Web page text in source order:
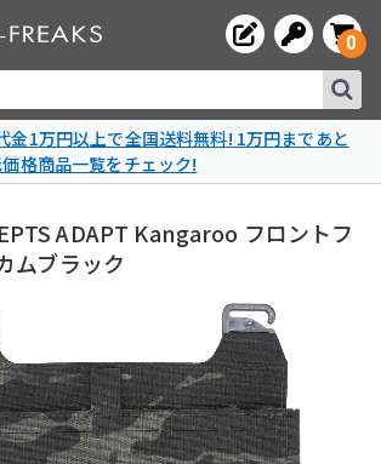
0
金1万円以上で全国送料無料! 1万円まであと
格商品一覧をチェック!
ADAPT Kangaroo フロントフ
ムブラック